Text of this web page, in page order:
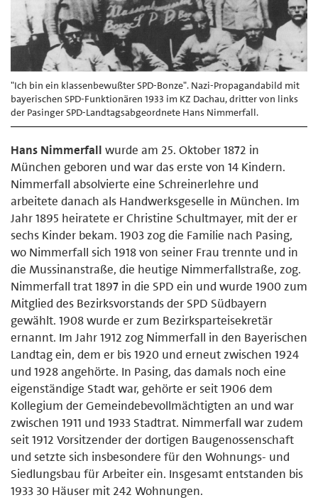
"Ich bin ein klassenbewußter SPD-Bonze". Nazi-Propagandabild mit
bayerischen SPD-Funktionären 1933 im KZ Dachau, dritter von links
der Pasinger SPD-Landtagsabgeordnete Hans Nimmerfall.
Hans Nimmerfall wurde am 25. Oktober 1872 in
München geboren und war das erste von 14 Kindern.
Nimmerfall absolvierte eine Schreinerlehre und
arbeitete danach als Handwerksgeselle in München. Im
Jahr 1895 heiratete er Christine Schultmayer, mit der er
sechs Kinder bekam. 1903 zog die Familie nach Pasing,
wo Nimmerfall sich 1918 von seiner Frau trennte und in
die Mussinanstraße, die heutige Nimmerfallstraße, zog.
Nimmerfall trat 1897 in die SPD ein und wurde 1900 zum
Mitglied des Bezirksvorstands der SPD Südbayern
gewählt. 1908 wurde er zum Bezirksparteisekretär
ernannt. Im Jahr 1912 zog Nimmerfall in den Bayerischen
Landtag ein, dem er bis 1920 und erneut zwischen 1924
und 1928 angehörte. In Pasing, das damals noch eine
eigenständige Stadt war, gehörte er seit 1906 dem
Kollegium der Gemeindebevollmächtigten an und war
zwischen 1911 und 1933 Stadtrat. Nimmerfall war zudem
seit 1912 Vorsitzender der dortigen Baugenossenschaft
und setzte sich insbesondere für den Wohnungs- und
Siedlungsbau für Arbeiter ein. Insgesamt entstanden bis
1933 30 Häuser mit 242 Wohnungen.